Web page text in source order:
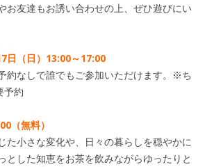
お友達もお誘い合わせの上、ぜひ遊びにい
日（日）13:00～17:00
約なしで誰でもご参加いただけます。※ち
予約
（無料）
た小さな変化や、日々の暮らしを穏やかに
とした知恵をお茶を飲みながらゆったりと